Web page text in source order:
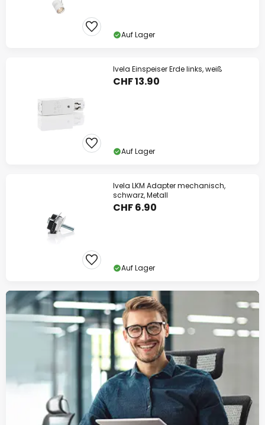
Auf Lager
Ivela Einspeiser Erde links, weiß
CHF 13.90
Auf Lager
Ivela LKM Adapter mechanisch,
schwarz, Metall
CHF 6.90
Auf Lager